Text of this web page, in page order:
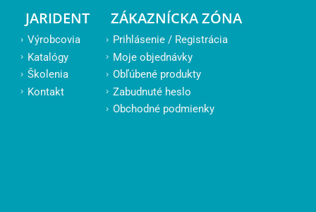
JARIDENT
Výrobcovia
Katalógy
Školenia
Kontakt
ZÁKAZNÍCKA ZÓNA
Prihlásenie / Registrácia
Moje objednávky
Obľúbené produkty
Zabudnuté heslo
Obchodné podmienky